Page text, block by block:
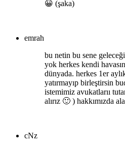
😀 (şaka)
emrah
bu netin bu sene
yok herkes kendi
dünyada. herkes 1er
yatırmayıp birleştirsin
istemimiz avukatlarıı
alırız 🙂 ) hakkımızda
cNz